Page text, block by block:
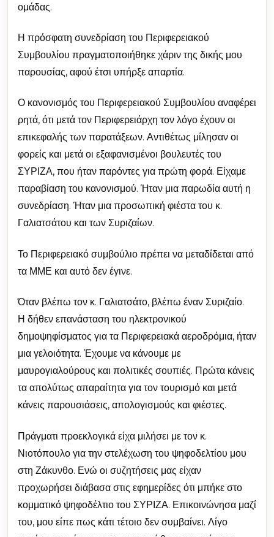
ομάδας.
Η πρόσφατη συνεδρίαση του Περιφερειακού
Συμβουλίου πραγματοποιήθηκε χάριν της δικής μου
παρουσίας, αφού έτσι υπήρξε απαρτία.
Ο κανονισμός του Περιφερειακού Συμβουλίου αναφέρει
ρητά, ότι μετά τον Περιφερειάρχη τον λόγο έχουν οι
επικεφαλής των παρατάξεων. Αντιθέτως μίλησαν οι
φορείς και μετά οι εξαφανισμένοι βουλευτές του
ΣΥΡΙΖΑ, που ήταν παρόντες για πρώτη φορά. Είχαμε
παραβίαση του κανονισμού. Ήταν μια παρωδία αυτή η
συνεδρίαση. Ήταν μια προσωπική φιέστα του κ.
Γαλιατσάτου και των Συριζαίων.
Το Περιφερειακό συμβούλιο πρέπει να μεταδίδεται από
τα ΜΜΕ και αυτό δεν έγινε.
Όταν βλέπω τον κ. Γαλιατσάτο, βλέπω έναν Συριζαίο.
Η δήθεν επανάσταση του ηλεκτρονικού
δημοψηφίσματος για τα Περιφερειακά αεροδρόμια, ήταν
μια γελοιότητα. Έχουμε να κάνουμε με
μαυρογιαλούρους και πολιτικές σουπιές. Πρώτα κάνεις
τα απολύτως απαραίτητα για τον τουρισμό και μετά
κάνεις παρουσιάσεις, απολογισμούς και φιέστες.
Πράγματι προεκλογικά είχα μιλήσει με τον κ.
Νιοτόπουλο για την στελέχωση του ψηφοδελτίου μου
στη Ζάκυνθο. Ενώ οι συζητήσεις μας είχαν
προχωρήσει διάβασα στις εφημερίδες ότι μπήκε στο
κομματικό ψηφοδέλτιο του ΣΥΡΙΖΑ. Επικοινώνησα μαζί
του, μου είπε πως κάτι τέτοιο δεν συμβαίνει. Λίγο